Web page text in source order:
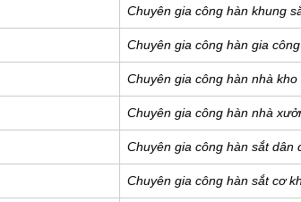
Chuyên gia công hàn khung
Chuyên gia công hàn gia
Chuyên gia công hàn nhà kho
Chuyên gia công hàn nhà
Chuyên gia công hàn sắt dân
Chuyên gia công hàn sắt cơ